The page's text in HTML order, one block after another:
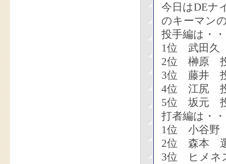
今日はDEナ
のキーマン
投手編は・
1位 武田久
2位 榊原
3位 藤井
4位 江尻
5位 坂元
打者編は・
1位 小谷野
2位 森本
3位 ヒメネ